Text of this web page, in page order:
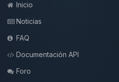
Inicio
Noticias
FAQ
Documentación API
Foro